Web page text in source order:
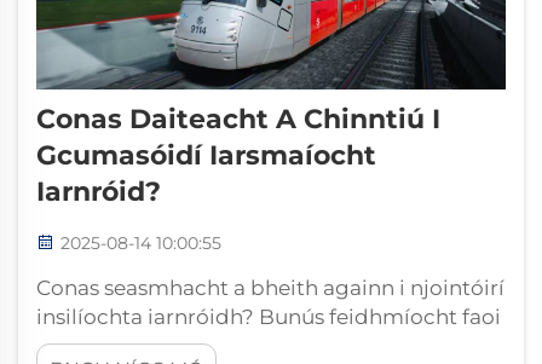
Conas Daiteacht A Chinntiú I
Gcumasóidí Iarsmaíocht
Iarnróid?
2025-08-14 10:00:55
Conas seasmhacht a bheith againn i njointóirí
insilíochta iarnróidh? Bunús feidhmíocht faoi
mhórmhéad i gcórais róidh Tacaíonn